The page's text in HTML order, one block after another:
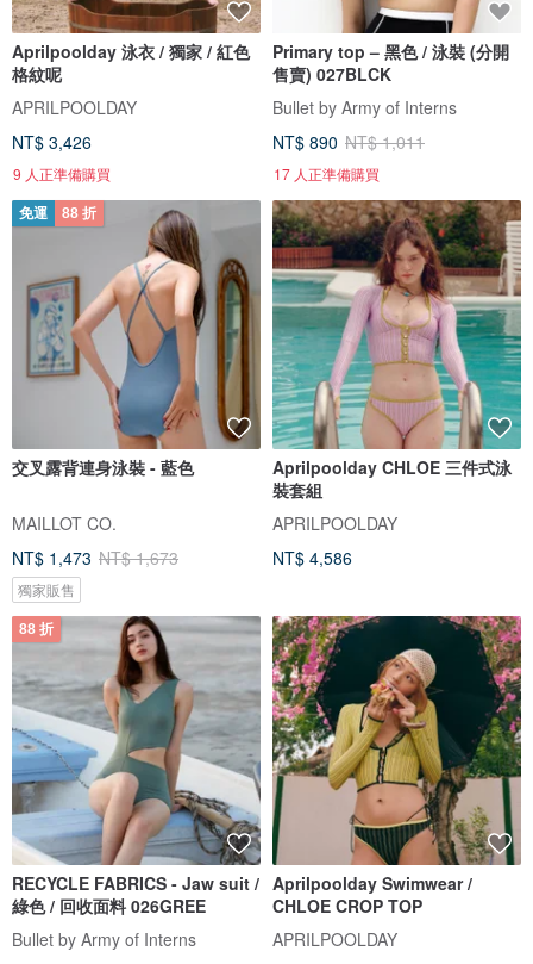
Aprilpoolday 泳衣 / 獨家 / 紅色
格紋呢
APRILPOOLDAY
NT$ 3,426
9 人正準備購買
Primary top – 黑色 / 泳裝 (分開
售賣) 027BLCK
Bullet by Army of Interns
NT$ 890 NT$ 1,011
17 人正準備購買
免運 88 折
交叉露背連身泳裝 - 藍色
MAILLOT CO.
NT$ 1,473 NT$ 1,673
獨家販售
Aprilpoolday CHLOE 三件式泳
裝套組
APRILPOOLDAY
NT$ 4,586
88 折
RECYCLE FABRICS - Jaw suit /
綠色 / 回收面料 026GREE
Bullet by Army of Interns
Aprilpoolday Swimwear /
CHLOE CROP TOP
APRILPOOLDAY